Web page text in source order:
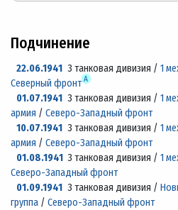
Подчинение
22.06.19413 танковая дивизия /1
Северный фронт А
01.07.19413 танковая дивизия /1
армия / Северо-Западный фронт
10.07.19413 танковая дивизия /1
армия / Северо-Западный фронт
01.08.19413 танковая дивизия /1
Северо-Западный фронт
01.09.19413 танковая дивизия /
группа / Северо-Западный фронт